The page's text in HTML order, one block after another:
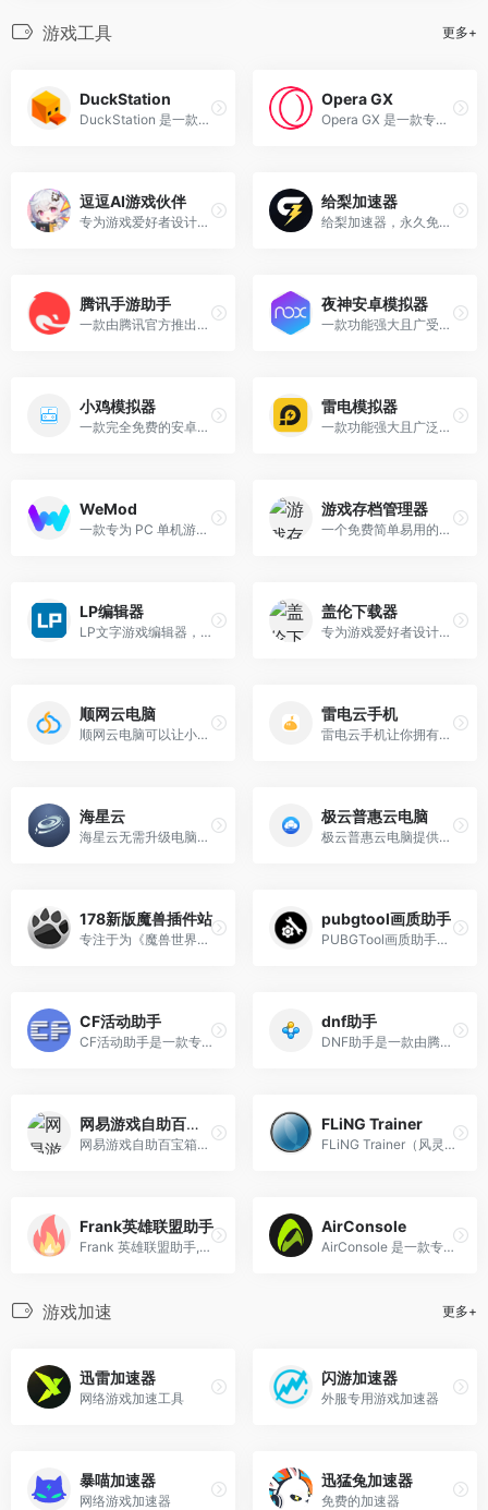
游戏工具 更多+
DuckStation
DuckStation 是一款免费、开源的 PlayStation 1（PS1）模拟器，专注于高精度、高性能和用户友好体验
Opera GX
Opera GX 是一款专为游戏玩家设计的浏览器，旨在为游戏玩家提供更优化的浏览体验。
逗逗AI游戏伙伴
专为游戏爱好者设计的AI桌宠软件
给梨加速器
给梨加速器，永久免费、超低延迟，支持海量游戏加速，为游戏玩家解决延迟、掉线、卡机，高ping等网络问题，极大提升网络稳定性和游戏体验。
腾讯手游助手
一款由腾讯官方推出的电脑端模拟器平台，旨在让用户在电脑上畅玩手机游戏
夜神安卓模拟器
一款功能强大且广受欢迎的PC端安卓模拟器软件
小鸡模拟器
一款完全免费的安卓、苹果ios游戏模拟器
雷电模拟器
一款功能强大且广泛使用的Android模拟器软件，专为在电脑上运行移动应用和游戏而设计。
WeMod
一款专为 PC 单机游戏设计的综合性修改器和作弊工具平台
游戏存档管理器
一个免费简单易用的游戏存档管理工具
LP编辑器
LP文字游戏编辑器，一个基于WEB的文字游戏开发平台
盖伦下载器
专为游戏爱好者设计的免费下载工具,快速、安全地下载各种单机游戏和Steam游戏资源
顺网云电脑
顺网云电脑可以让小破本、手机、平板秒变高配电脑。在家低配电脑也能畅玩大型端游，每天可领取免费体验时长，游戏免下载免安装，即点即玩，随时随地，随你游戏。 顺网云电脑具备跨平台、高性能、低时延的产品优势
雷电云手机
雷电云手机让你拥有属于自己的云手机，玩游戏、刷视频、应用多开轻轻松松，一机多用。云端运行不耗电不耗流量，支持游戏全天在线云端运行
海星云
海星云无需升级电脑，即可享3070, 4K超高画质，低延迟的云游戏体验，支持手机 、平板、PC、TV等全平台畅玩，提供免费加速器，300+款3A大作，无需下载，即点即玩
极云普惠云电脑
极云普惠云电脑提供云计算技术下的云电脑、云游戏和远程电脑的服务，用低配的手机、平板和PC电脑也能畅玩各种大型端游。云电脑高端配置，助你完美运行3A游戏，云游戏方便快捷，一键运行点开即玩
178新版魔兽插件站
专注于为《魔兽世界》玩家提供全面的插件服务和资源支持
pubgtool画质助手
PUBGTool画质助手是一款专为《绝地求生》（PUBG）和《和平精英》等吃鸡类游戏设计的画质优化工具。它旨在帮助玩家在保持流畅度的同时提升游戏画质，从而获得更佳的游戏体验。
CF活动助手
CF活动助手是一款专为《穿越火线》（CrossFire，简称CF）玩家设计的辅助工具，旨在简化游戏内活动的参与流程，帮助玩家轻松领取官方福利礼包和活动奖励。
dnf助手
DNF助手是一款由腾讯公司官方推出的辅助工具，专为《地下城与勇士》（DNF）游戏玩家设计，旨在提供全方位的游戏服务和便利。
网易游戏自助百宝箱
网易游戏自助百宝箱是网易游戏推出的一项全新自助服务平台，旨在为玩家提供快速、丰富和贴心的服务体验。
FLiNG Trainer
FLiNG Trainer（风灵月影）是一款专为单机游戏设计的修改工具，其主要功能是通过修改游戏参数来提升玩家的游戏体验。
Frank英雄联盟助手
Frank 英雄联盟助手,轻量高效,旨在成为你的最佳游戏伙伴
AirConsole
AirConsole 是一款专为朋友和家人设计的多人视频游戏主机，通过电脑、平板或手机作为控制器，实现多人游戏体验 。
游戏加速 更多+
迅雷加速器
网络游戏加速工具
闪游加速器
外服专用游戏加速器
暴喵加速器
网络游戏加速器
迅猛兔加速器
免费的加速器